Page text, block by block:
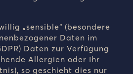
„sensible“ (besondere
Daten im
Daten zur Verfügung
Allergien oder Ihr
so geschieht dies nur